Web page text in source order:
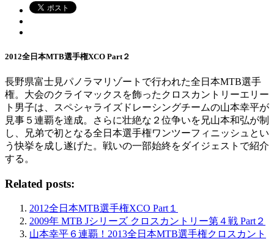
2012全日本MTB選手権XCO Part２
長野県富士見パノラマリゾートで行われた全日本MTB選手
権。大会のクライマックスを飾ったクロスカントリーエリー
ト男子は、スペシャライズドレーシングチームの山本幸平が
見事５連覇を達成。さらに壮絶な２位争いを兄山本和弘が制
し、兄弟で初となる全日本選手権ワンツーフィニッシュとい
う快挙を成し遂げた。戦いの一部始終をダイジェストで紹介
する。
Related posts:
2012全日本MTB選手権XCO Part１
2009年 MTB Jシリーズ クロスカントリー第４戦 Part２
山本幸平６連覇！2013全日本MTB選手権クロスカント